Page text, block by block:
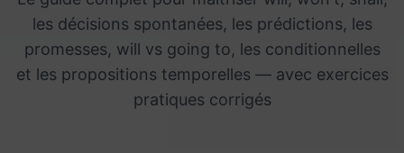
les décisions spontanées, les prédictions, les
promesses, will vs going to, les conditionnelles
et les propositions temporelles — avec exercices
pratiques corrigés